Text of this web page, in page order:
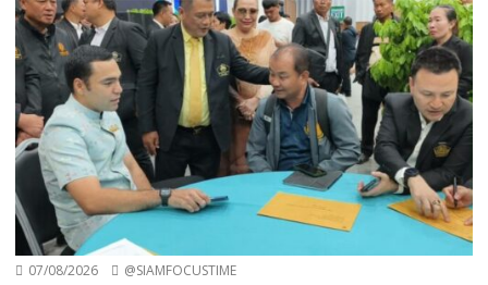
07/08/2026 @SIAMFOCUSTIME